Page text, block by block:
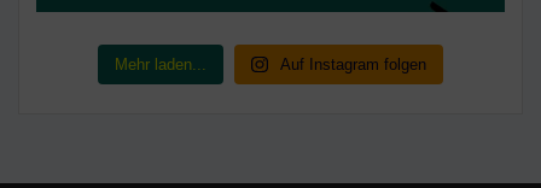
Mehr laden... Auf Instagram folgen